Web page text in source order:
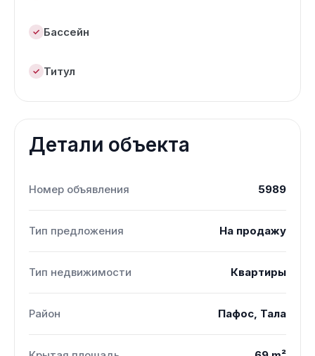
Бассейн
Титул
Детали объекта
Номер объявления 5989
Тип предложения На продажу
Тип недвижимости Квартиры
Район Пафос, Тала